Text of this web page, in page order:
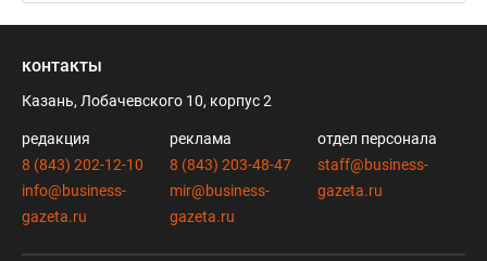
контакты
Казань, Лобачевского 10, корпус 2
редакция
8 (843) 202-12-10
info@business-
gazeta.ru
реклама
8 (843) 203-48-47
mir@business-
gazeta.ru
отдел персонала
staff@business-
gazeta.ru